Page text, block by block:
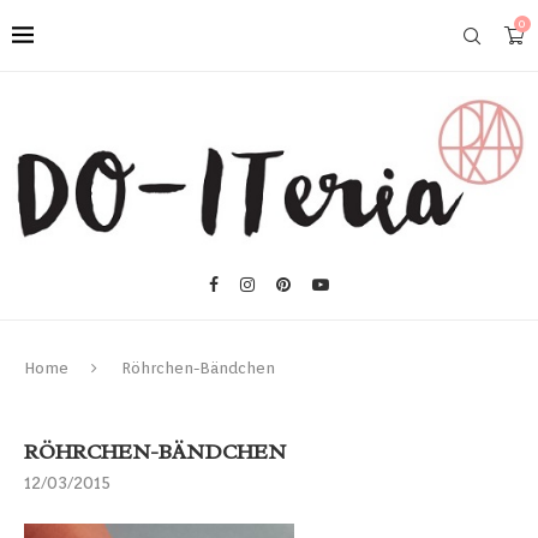
0
Home Röhrchen-Bändchen
RÖHRCHEN-BÄNDCHEN
12/03/2015